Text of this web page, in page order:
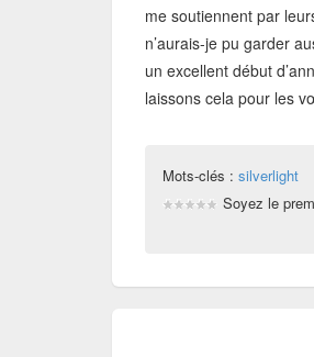
me soutiennent par
n’aurais-je pu garder
un excellent début
laissons cela pour les
Mots-clés : silverlight
Soyez le